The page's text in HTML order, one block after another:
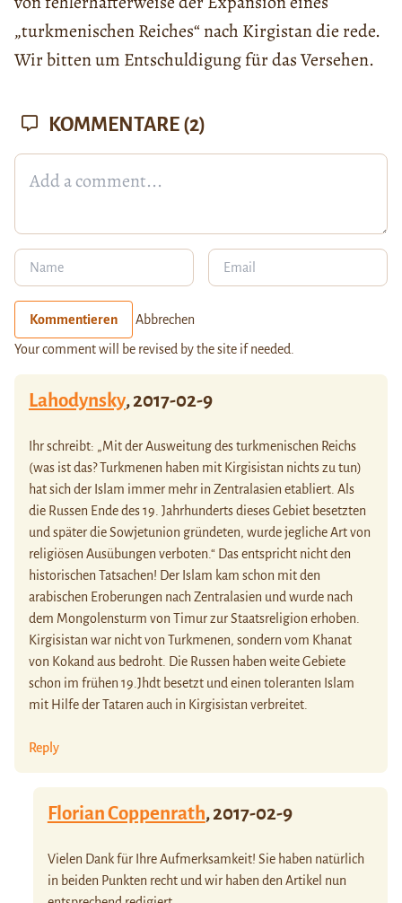
„turkmenischen Reiches“ nach Kirgistan die rede.
Wir bitten um Entschuldigung für das Versehen.
KOMMENTARE (2)
Kommentieren Abbrechen
Your comment will be revised by the site if needed.
Lahodynsky,2017-02-9
Ihr schreibt: „Mit der Ausweitung des turkmenischen Reichs
(was ist das? Turkmenen haben mit Kirgisistan nichts zu tun)
hat sich der Islam immer mehr in Zentralasien etabliert. Als
die Russen Ende des 19. Jahrhunderts dieses Gebiet besetzten
und später die Sowjetunion gründeten, wurde jegliche Art von
religiösen Ausübungen verboten.“ Das entspricht nicht den
historischen Tatsachen! Der Islam kam schon mit den
arabischen Eroberungen nach Zentralasien und wurde nach
dem Mongolensturm von Timur zur Staatsreligion erhoben.
Kirgisistan war nicht von Turkmenen, sondern vom Khanat
von Kokand aus bedroht. Die Russen haben weite Gebiete
schon im frühen 19.Jhdt besetzt und einen toleranten Islam
mit Hilfe der Tataren auch in Kirgisistan verbreitet.
Reply
Florian Coppenrath,2017-02-9
Vielen Dank für Ihre Aufmerksamkeit! Sie haben natürlich
in beiden Punkten recht und wir haben den Artikel nun